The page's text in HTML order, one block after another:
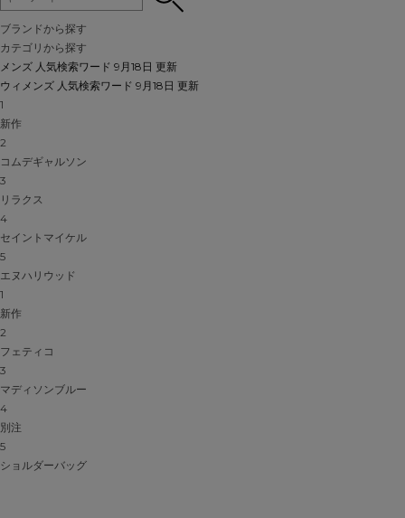
ブランドから探す
カテゴリから探す
メンズ 人気検索ワード 9月18日 更新
ウィメンズ 人気検索ワード 9月18日 更新
1
新作
2
コムデギャルソン
3
リラクス
4
セイントマイケル
5
エヌハリウッド
1
新作
2
フェティコ
3
マディソンブルー
4
別注
5
ショルダーバッグ